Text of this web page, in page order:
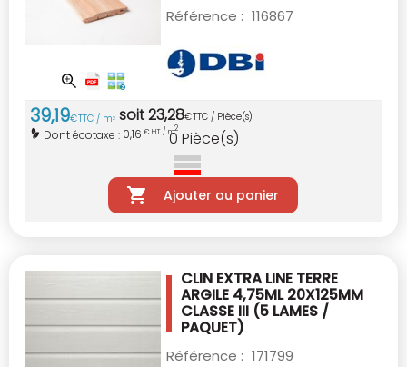
Référence : 116867
39,19€TTC / m2 soit23,28€TTC / Pièce(s)
Dont écotaxe : 0,16 € HT / m2
0 Pièce(s)
Ajouter au panier
CLIN EXTRA LINE TERRE
ARGILE 4,75ML20X125MM
CLASSE III (5 LAMES /
PAQUET)
Référence : 171799